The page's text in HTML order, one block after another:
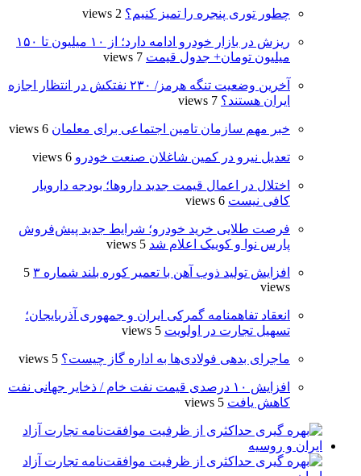
چطور توری پنجره را تمیز کنیم؟ 2 views
ریزش در بازار خودرو ادامه دارد؛ از ۱۰ میلیون تا ۱۵۰
میلیون تومان+ جدول قیمت 7 views
آخرین وضعیت تنگه هرمز/ ۲۳۰ نفتکش در انتظار اجازه
ایران هستند؟ 7 views
خبر مهم سازمان تامین اجتماعی برای معلمان 6 views
تعدیل نیرو در کمین شاغلان صنعت خودرو 6 views
اختلال در اعمال قیمت‌ جدید داروها؛ بودجه دارویار
کافی نیست 6 views
فرصت طلایی خرید خودرو؛ شرایط جدید پیش‌فروش
پارس نوا و کوییک اعلام شد 5 views
افزایش تولید ذوب آهن با تعمیر کوره بلند شماره ۳
5
views
انعقاد تفاهمنامه گمرکی ایران و جمهوری آذربایجان؛
تسهیل تجارت در اولویت 5 views
ماجرای بدهی فولادی‌ها به اداره گاز چیست؟ 5 views
افزایش ۱۰ درصدی قیمت نفت خام / ذخایر جهانی نفت
کاهش یافت 5 views